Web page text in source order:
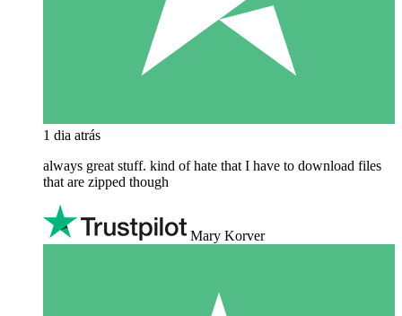
1 dia atrás
always great stuff. kind of hate that I have to download files
that are zipped though
Mary Korver